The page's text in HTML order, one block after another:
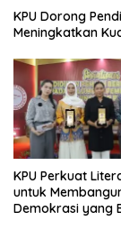
KPU Dorong
Meningkatkan
KPU Perkuat
untuk
Demokrasi yang